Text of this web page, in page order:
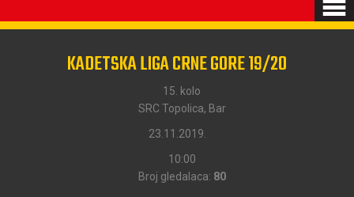
KADETSKA LIGA CRNE GORE 19/20
15. kolo
SRC Topolica, Bar
23.11.2019.
10:00
Broj gledalaca: 80